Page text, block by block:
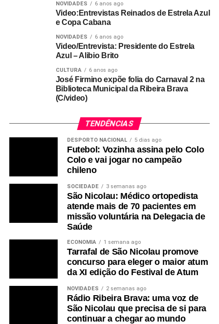
NOVIDADES 6 anos ago
Video:Entrevistas Reinados de Estrela Azul
e Copa Cabana
NOVIDADES 6 anos ago
Video/Entrevista: Presidente do Estrela
Azul – Alibio Brito
CULTURA 6 anos ago
José Firmino expõe folia do Carnaval 2 na
Biblioteca Municipal da Ribeira Brava
(C/video)
TENDÊNCIAS
DESPORTO NACIONAL 5 dias ago
Futebol: Vozinha assina pelo Colo
Colo e vai jogar no campeão
chileno
SOCIEDADE 3 semanas ago
São Nicolau: Médico ortopedista
atende mais de 70 pacientes em
missão voluntária na Delegacia de
Saúde
ECONOMIA 1 semana ago
Tarrafal de São Nicolau promove
concurso para eleger o maior atum
da XI edição do Festival de Atum
NOVIDADES 2 semanas ago
Rádio Ribeira Brava: uma voz de
São Nicolau que precisa de si para
continuar a chegar ao mundo